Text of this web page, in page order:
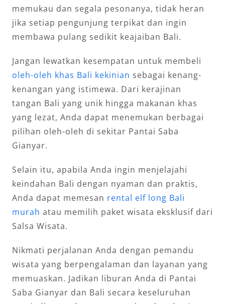
memukau dan segala pesonanya, tidak heran
jika setiap pengunjung terpikat dan ingin
membawa pulang sedikit keajaiban Bali.
Jangan lewatkan kesempatan untuk membeli
oleh-oleh khas Bali kekinian sebagai kenang-
kenangan yang istimewa. Dari kerajinan
tangan Bali yang unik hingga makanan khas
yang lezat, Anda dapat menemukan berbagai
pilihan oleh-oleh di sekitar Pantai Saba
Gianyar.
Selain itu, apabila Anda ingin menjelajahi
keindahan Bali dengan nyaman dan praktis,
Anda dapat memesan rental elf long Bali
murah atau memilih paket wisata eksklusif dari
Salsa Wisata.
Nikmati perjalanan Anda dengan pemandu
wisata yang berpengalaman dan layanan yang
memuaskan. Jadikan liburan Anda di Pantai
Saba Gianyar dan Bali secara keseluruhan